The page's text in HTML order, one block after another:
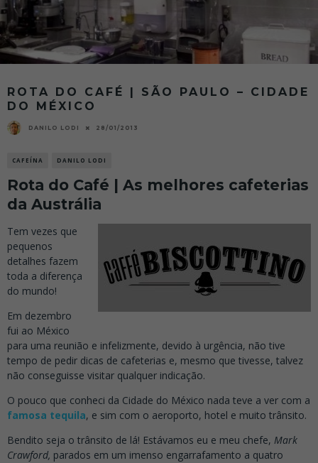
ROTA DO CAFÉ | SÃO PAULO – CIDADE
DO MÉXICO
DANILO LODI 28/01/2013
CAFEÍNA DANILO LODI
Rota do Café | As melhores cafeterias
da Austrália
Tem vezes que
pequenos
detalhes fazem
toda a diferença
do mundo!
Em dezembro
fui ao México
para uma reunião e infelizmente, devido à urgência, não tive
tempo de pedir dicas de cafeterias e, mesmo que tivesse, talvez
não conseguisse visitar qualquer indicação.
O pouco que conheci da Cidade do México nada teve a ver com a
famosa tequila, e sim com o aeroporto, hotel e muito trânsito.
Bendito seja o trânsito de lá! Estávamos eu e meu chefe, Mark
Crawford, parados em um imenso engarrafamento a quatro